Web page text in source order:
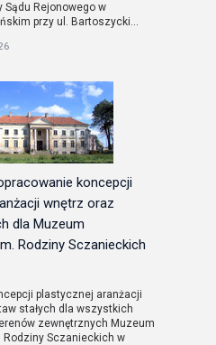
Sądu Rejonowego w
przy ul. Bartoszycki...
koncepcji
wnętrz oraz
dla Muzeum
Rodziny Sczanieckich
plastycznej aranżacji
stałych dla wszystkich
zewnętrznych Muzeum
Sczanieckich w